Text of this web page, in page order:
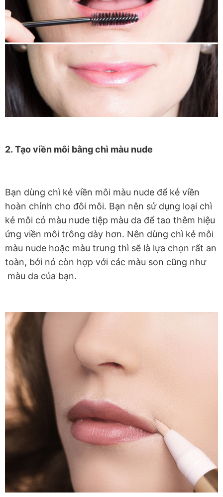
2. Tạo viền môi bằng chì màu nude
Bạn dùng chì kẻ viền môi màu nude để kẻ viền
hoàn chỉnh cho đôi môi. Bạn nên sử dụng loại chì
kẻ môi có màu nude tiệp màu da để tao thêm hiệu
ứng viền môi trông dày hơn. Nên dùng chì kẻ môi
màu nude hoặc màu trung thì sẽ là lựa chọn rất an
toàn, bởi nó còn hợp với các màu son cũng như
màu da của bạn.